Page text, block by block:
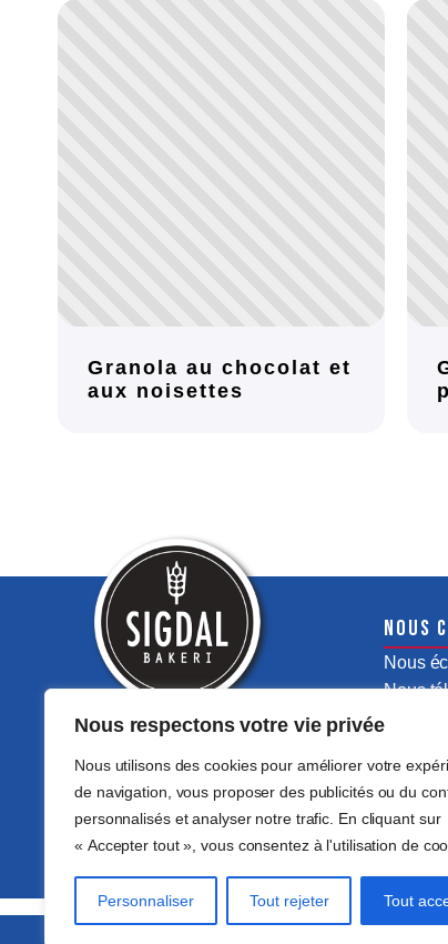
Nous respectons votre vie privée
Nous utilisons des cookies pour améliorer votre
de navigation, vous proposer des publicités ou du
personnalisés et analyser notre trafic. En cliquant sur
« Accepter tout », vous consentez à l'utilisation de
Personnaliser Tout rejeter Tout
Granola au chocolat et
aux noisettes
Nous
Nous
Nous